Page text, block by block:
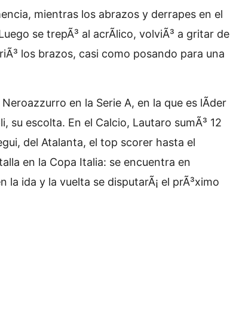
mientras los abrazos y derrapes en el
se trepÃ³ al acrÃ­lico, volviÃ³ a gritar de
los brazos, casi como posando para una
en la Serie A, en la que es lÃ­der
su escolta. En el Calcio, Lautaro sumÃ³ 12
del Atalanta, el top scorer hasta el
en la Copa Italia: se encuentra en
la ida y la vuelta se disputarÃ¡ el prÃ³ximo